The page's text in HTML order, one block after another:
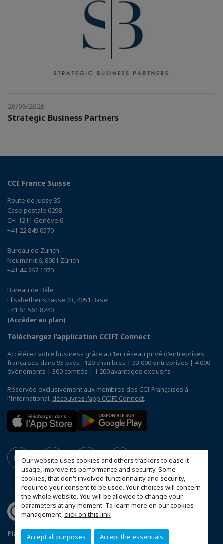
Our website uses cookies and others trackers to ease it
usage, improve its performance and security. Some
cookies, that don't involved functionnality and security,
required your consent to be used. Your choices will concern
the whole website. You will be allowed to change your
parameters at any moment. To learn more on our cookies
management,click on this link.
Accept all purposes Accept the essentials
26/06/2026
Strategic Business Partners
CCI France Suisse
Route de Jussy 35
Case postale 6298
CH-1211 Genève 6
+41 22 849 0570
Bureau de Zurich
Neumarkt 6, 8001 Zürich
+41 44 262 1070
Bureau de Bâle
Elisabethenstrasse 23, 4051 Basel
+41 61 561 8240
(Accéder au plan)
Téléchargez l’application CCIFI Connect
Accélérez votre business grâce au 1er réseau privé d'entreprises
françaises dans 95 pays : 120 chambres | 33 000 entreprises | 4 000
événements | 300 comités | 1 200 avantages exclusifs
Réservée exclusivement aux membres des CCI Françaises à
l'International, découvrez l'app CCIFI Connect.
Plan d'accès Genève Mentions légales